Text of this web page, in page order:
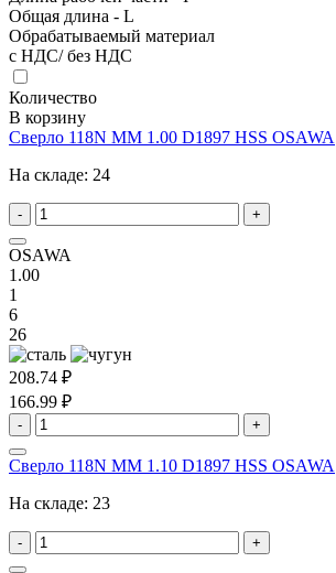
Общая длина - L
Обрабатываемый материал
с НДС/ без НДС
Количество
В корзину
Сверло 118N MM 1.00 D1897 HSS OSAWA
На складе: 24
- +
OSAWA
1.00
1
6
26
208.74 ₽
166.99 ₽
- +
Сверло 118N MM 1.10 D1897 HSS OSAWA
На складе: 23
- +